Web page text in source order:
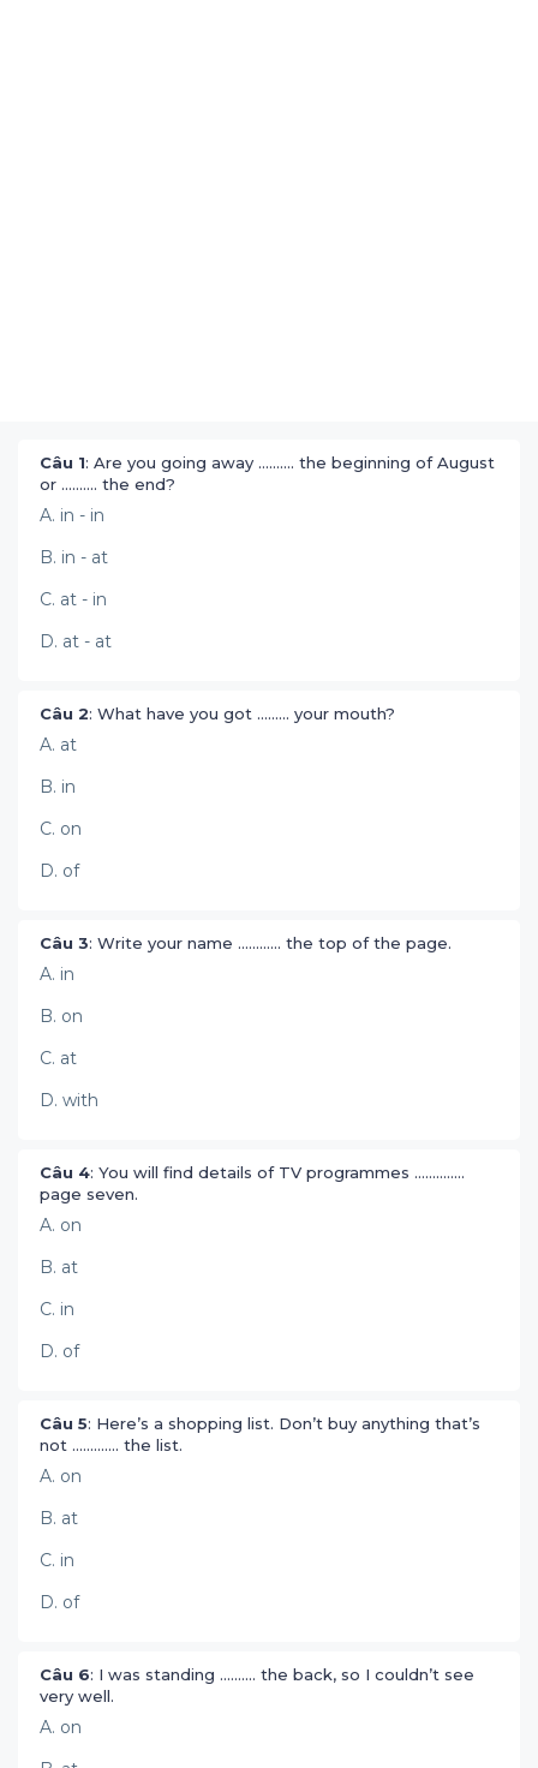
Câu 1: Are you going away .......... the beginning of August
or .......... the end?
A. in - in
B. in - at
C. at - in
D. at - at
Câu 2: What have you got ......... your mouth?
A. at
B. in
C. on
D. of
Câu 3: Write your name ............ the top of the page.
A. in
B. on
C. at
D. with
Câu 4: You will find details of TV programmes ..............
page seven.
A. on
B. at
C. in
D. of
Câu 5: Here’s a shopping list. Don’t buy anything that’s
not ............. the list.
A. on
B. at
C. in
D. of
Câu 6: I was standing .......... the back, so I couldn’t see
very well.
A. on